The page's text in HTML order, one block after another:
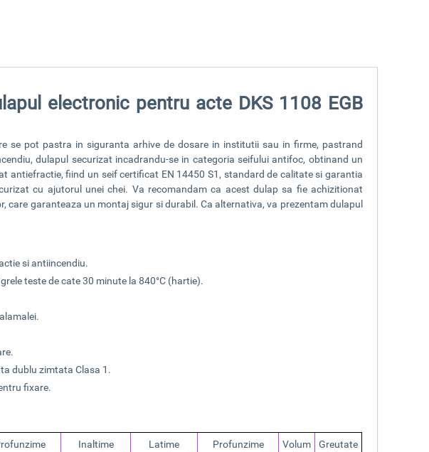
electronic pentru acte DKS 1108 EGB
se pot pastra in siguranta arhive de dosare in institutii sau in firme, pastrand
dulapul securizat incadrandu-se in categoria seifului antifoc, obtinand un
antiefractie, fiind un seif certificat EN 14450 S1, standard de calitate si garantia
cu ajutorul unei chei. Va recomandam ca acest dulap sa fie achizitionat
care garanteaza un montaj sigur si durabil. Ca alternativa, va prezentamdulapul
si antiincendiu.
teste de cate 30 minute la 840°C (hartie).
dublu zimtata Clasa 1.
fixare.
Inaltime
Latime
Profunzime
Volum
Greutate